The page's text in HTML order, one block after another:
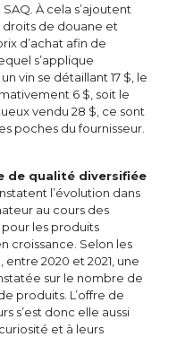
À cela s’ajoutent
droits de douane et
d’achat afin de
s’applique
vin se détaillant 17 $, le
6 $, soit le
vendu 28 $, ce sont
poches du fournisseur.
de qualité diversifiée
l’évolution dans
au cours des
les produits
croissance. Selon les
2020 et 2021, une
sur le nombre de
produits. L’offre de
s’est donc elle aussi
et à leurs